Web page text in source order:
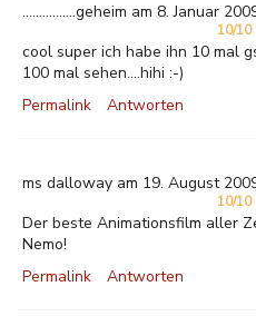
................geheim am 8. Januar
10/10
cool super ich habe ihn 10 mal
100 mal sehen....hihi :-)
Permalink
Antworten
ms dalloway am 19. August
10/10
Der beste Animationsfilm aller
Nemo!
Permalink
Antworten